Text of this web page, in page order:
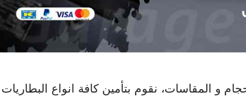
و المقاسات، نقوم بتأمين كافة انواع البطاريات